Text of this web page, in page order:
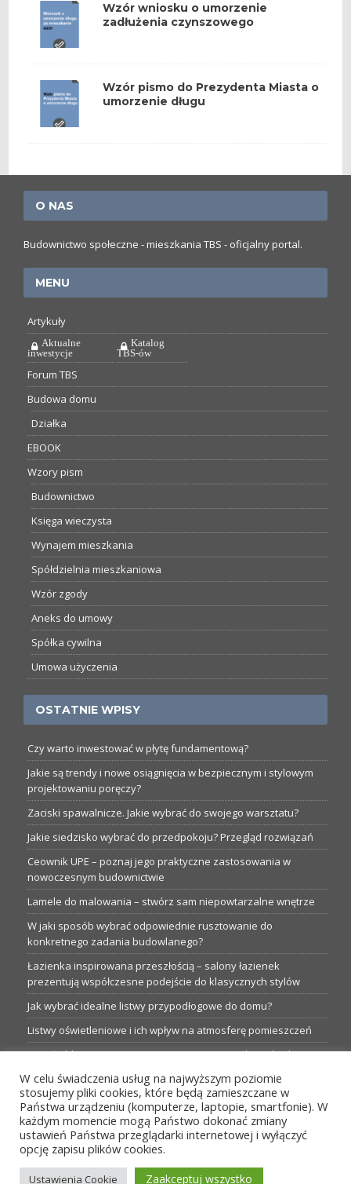
Wzór wniosku o umorzenie
zadłużenia czynszowego
Wzór pismo do Prezydenta Miasta o
umorzenie długu
O NAS
Budownictwo społeczne - mieszkania TBS - oficjalny portal.
MENU
Artykuły
Aktualne
inwestycje
Katalog
TBS-ów
Forum TBS
Budowa domu
Działka
EBOOK
Wzory pism
Budownictwo
Księga wieczysta
Wynajem mieszkania
Spółdzielnia mieszkaniowa
Wzór zgody
Aneks do umowy
Spółka cywilna
Umowa użyczenia
OSTATNIE WPISY
Czy warto inwestować w płytę fundamentową?
Jakie są trendy i nowe osiągnięcia w bezpiecznym i stylowym
projektowaniu poręczy?
Zaciski spawalnicze. Jakie wybrać do swojego warsztatu?
Jakie siedzisko wybrać do przedpokoju? Przegląd rozwiązań
Ceownik UPE – poznaj jego praktyczne zastosowania w
nowoczesnym budownictwie
Lamele do malowania – stwórz sam niepowtarzalne wnętrze
W jaki sposób wybrać odpowiednie rusztowanie do
konkretnego zadania budowlanego?
Łazienka inspirowana przeszłością – salony łazienek
prezentują współczesne podejście do klasycznych stylów
Jak wybrać idealne listwy przypodłogowe do domu?
Listwy oświetleniowe i ich wpływ na atmosferę pomieszczeń
Garaże blaszane: Nieocenione magazyny podczas budowy
Profesjonalne hurtownie dla każdego budowlańca i instalatora
Proste metamorfozy aranżacji w łazience: 5 praktycznych
pomysłów
W celu świadczenia usług na najwyższym poziomie
stosujemy pliki cookies, które będą zamieszczane w
Państwa urządzeniu (komputerze, laptopie, smartfonie). W
każdym momencie mogą Państwo dokonać zmiany
ustawień Państwa przeglądarki internetowej i wyłączyć
opcję zapisu plików cookies.
Ustawienia Cookie Zaakceptuj wszystko